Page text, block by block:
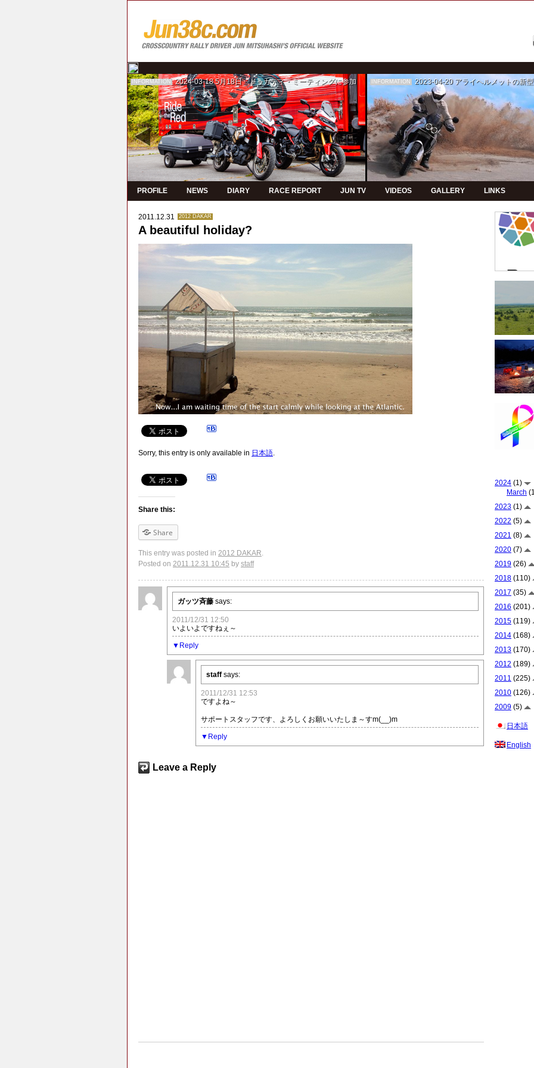
INFORMATION 2024-03-18 5月18日 ドゥカティ・ミーティングに参加 INFORMATION 2023-04-20 アライヘルメットの新型モデルPVの制
PROFILE NEWS DIARY RACE REPORT JUN TV VIDEOS GALLERY LINKS
2011.12.31 2012 DAKAR
A beautiful holiday?
Sorry, this entry is only available in 日本語.
Share this:
Share
This entry was posted in 2012 DAKAR.
Posted on 2011.12.31 10:45 by staff
ガッツ斉藤 says:
2011/12/31 12:50
いよいよですねぇ～
Reply
staff says:
2011/12/31 12:53
ですよね～
サポートスタッフです、よろしくお願いいたしま～すm(__)m
Reply
Leave a Reply
2024 (1)
March
2023 (1)
2022 (5)
2021 (8)
2020 (7)
2019 (26)
2018 (110)
2017 (35)
2016 (201)
2015 (119)
2014 (168)
2013 (170)
2012 (189)
2011 (225)
2010 (126)
2009 (5)
日本語
English